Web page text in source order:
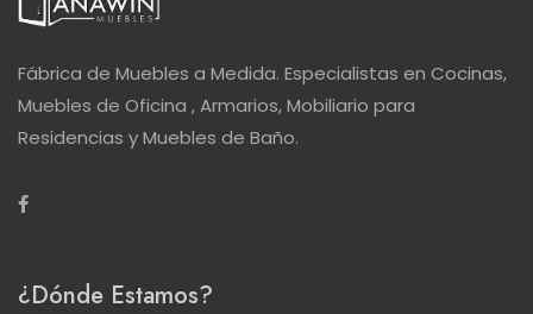
Fábrica de Muebles a Medida. Especialistas en Cocinas,
Muebles de Oficina , Armarios, Mobiliario para
Residencias y Muebles de Baño.
¿Dónde Estamos?